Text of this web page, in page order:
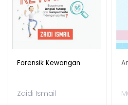
Forensik Kewangan
Zaidi Ismail